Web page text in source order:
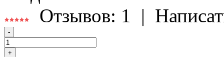
Отзывов: 1 |